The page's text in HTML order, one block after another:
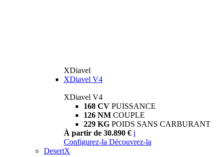
XDiavel
XDiavel V4
XDiavel V4
168 CV PUISSANCE
126 NM COUPLE
229 KG POIDS SANS CARBURANT
À partir de 30.890 € i
Configurez-la Découvrez-la
DesertX